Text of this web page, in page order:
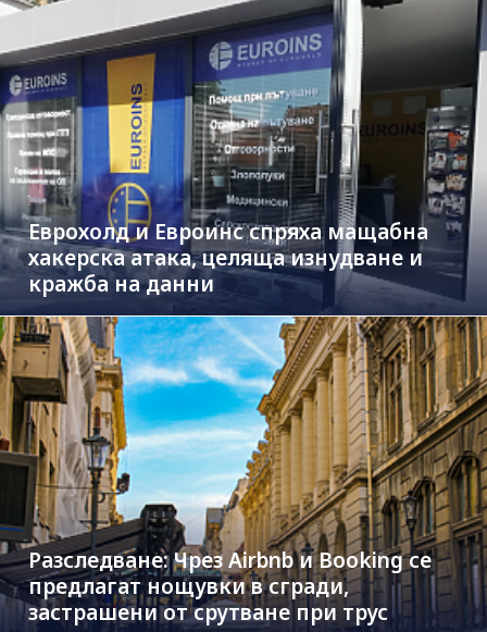
Еврохолд и Евроинс спряха мащабна
хакерска атака, целяща изнудване и
кражба на данни
Разследване: Чрез Airbnb и Booking се
предлагат нощувки в сгради,
застрашени от срутване при трус